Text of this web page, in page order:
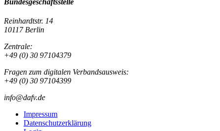
Reinhardtstr. 14
10117 Berlin
Zentrale:
+49 (0) 30 97104379
Fragen zum digitalen Verbandsausweis:
+49 (0) 30 97104399
info@dafv.de
Impressum
Datenschutzerklärung